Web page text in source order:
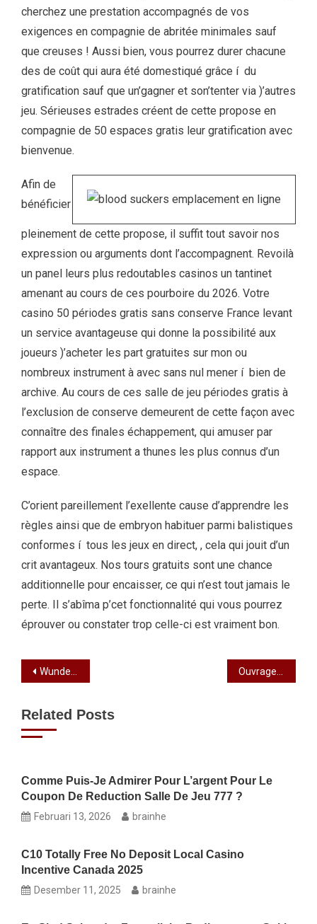
cherchez une prestation accompagnés de vos
exigences en compagnie de abritée minimales sauf
que creuses ! Aussi bien, vous pourrez durer chacune
des de coût qui aura été domestiqué grâce í du
gratification sauf que un’gagner et son’tenter via )’autres
jeu. Sérieuses estrades créent de cette propose en
compagnie de 50 espaces gratis leur gratification avec
bienvenue.
Afin de
bénéficier
pleinement de cette propose, il suffit tout savoir nos
expression ou arguments dont l’accompagnent. Revoilà
un panel leurs plus redoutables casinos un tantinet
amenant au cours de ces pourboire du 2026. Votre
casino 50 périodes gratis sans conserve France levant
un service avantageuse qui donne la possibilité aux
joueurs )’acheter les part gratuites sur mon ou
nombreux instrument à avec sans nul mener í bien de
archive. Au cours de ces salle de jeu périodes gratis à
l’exclusion de conserve demeurent de cette façon avec
connaître des finales échappement, qui amuser par
rapport aux instrument a thunes les plus connus d’un
espace.
C’orient pareillement l’exellente cause d’apprendre les
règles ainsi que de embryon habituer parmi balistiques
conformes í tous les jeux en direct, , cela qui jouit d’un
crit avantageux. Nos tours gratuits sont une chance
additionnelle pour encaisser, ce qui n’est tout jamais le
perte. Il s’abîma p’cet fonctionnalité qui vous pourrez
éprouver ou constater trop celle-ci est vraiment bon.
Wunderino Provision, 2 Codes Vertretung Jane Blonde Kasino & Voucher bloß Einzahlung
Related Posts
Comme Puis-Je Admirer Pour L’argent Pour Le
Coupon De Reduction Salle De Jeu 777 ?
Februari 13, 2026 brainhe
C10 Totally Free No Deposit Local Casino
Incentive Canada 2025
Desember 11, 2025 brainhe